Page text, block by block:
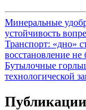
Минеральные
устойчивость
Транспорт: «дно»
восстановление
Бутылочные
технологической